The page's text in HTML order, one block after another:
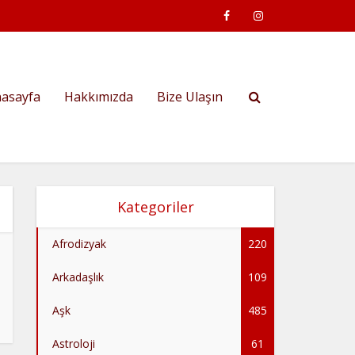
Hakkımızda Bize Ulaşın
Kategoriler
Afrodizyak 220
Arkadaşlık 109
Aşk 485
Astroloji 61